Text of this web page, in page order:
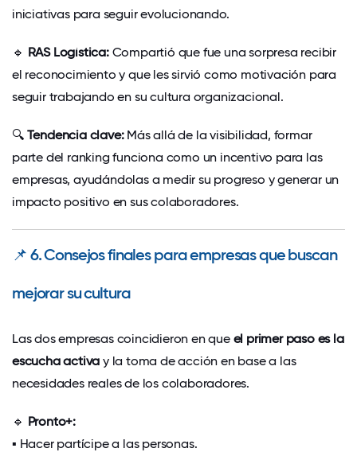
iniciativas para seguir evolucionando.
🔹 RAS Logística:Compartió que fue una sorpresa recibir
el reconocimiento y que les sirvió como motivación para
seguir trabajando en su cultura organizacional.
🔍 Tendencia clave:Más allá de la visibilidad, formar
parte del ranking funciona como un incentivo para las
empresas, ayudándolas a medir su progreso y generar un
impacto positivo en sus colaboradores.
📌 6. Consejos finales para empresas que buscan
mejorar su cultura
Las dos empresas coincidieron en que el primer paso es la
escucha activa y la toma de acción en base a las
necesidades reales de los colaboradores.
🔹 Pronto+:
▪ Hacer partícipe a las personas.